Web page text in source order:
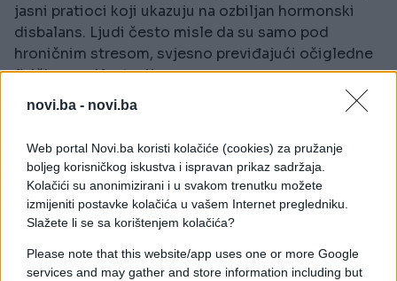
novi.ba - novi.ba
Web portal Novi.ba koristi kolačiće (cookies) za pružanje
boljeg korisničkog iskustva i ispravan prikaz sadržaja.
Kolačići su anonimizirani i u svakom trenutku možete
izmijeniti postavke kolačića u vašem Internet pregledniku.
Slažete li se sa korištenjem kolačića?
Please note that this website/app uses one or more Google
services and may gather and store information including but
jasni pratioci koji ukazuju na ozbiljan hormonski
disbalans. Ljudi često misle da su samo pod
hroničnim stresom, svjesno previđajući očigledne
fizičke manifestacije.
Tijelo uvijek komunicira i šalje kompleksnu poruku
Ako pažljivije posmatrate svoje svakodnevne
navike i opšti osjećaj u organizmu, sigurno ćete
primijetiti još neke skrivene nepravilnosti.
Znakovi upozorenja pored buđenja u znoju